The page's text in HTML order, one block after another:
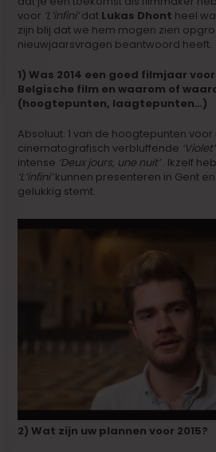
voor ‘L’infini’dat Lukas Dhont heel
zijn blij dat we hem mogen zien
nieuwjaarsvragen beantwoord heeft.
1) Was 2014 een goed filmjaar
Belgische film en waarom of
(hoogtepunten, laagtepunten…)
Absoluut. 1 van de hoogtepunten
cinematografisch verbluffende ‘Violet’
intense ‘Deux jours, une nuit’. Ikzelf
‘L’infini’kunnen presenteren in Gent
gelukkig stemt.
2) Wat zijn uw plannen voor 2015?